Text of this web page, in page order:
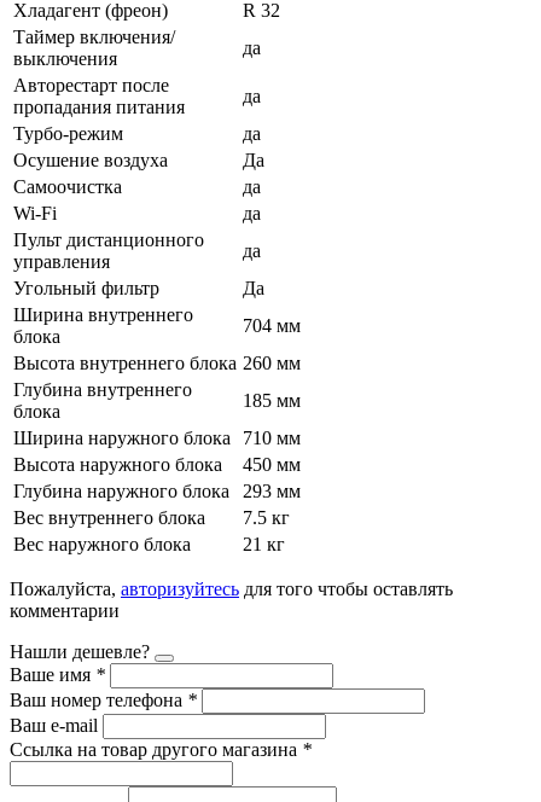
Хладагент (фреон)
R 32
Таймер включения/
выключения
да
Авторестарт после
пропадания питания
да
Турбо-режим
да
Осушение воздуха
Да
Самоочистка
да
Wi-Fi
да
Пульт дистанционного
управления
да
Угольный фильтр
Да
Ширина внутреннего
блока
704 мм
Высота внутреннего блока 260 мм
Глубина внутреннего
блока
185 мм
Ширина наружного блока
710 мм
Высота наружного блока
450 мм
Глубина наружного блока
293 мм
Вес внутреннего блока
7.5 кг
Вес наружного блока
21 кг
Пожалуйста, авторизуйтесь для того чтобы оставлять
комментарии
Нашли дешевле?
Ваше имя *
Ваш номер телефона *
Ваш e-mail
Ссылка на товар другого магазина *